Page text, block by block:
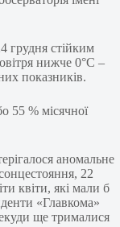
грудня стійким
нижче 0°C –
показників.
55 % місячної
аномальне
22
квіти, які мали б
«Главкома»
ще трималися